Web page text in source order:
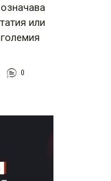
или
0